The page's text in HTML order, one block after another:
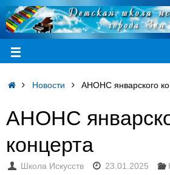
Новости АНОНС январского
АНОНС
концерта
Школа Искусств 23.01.2025